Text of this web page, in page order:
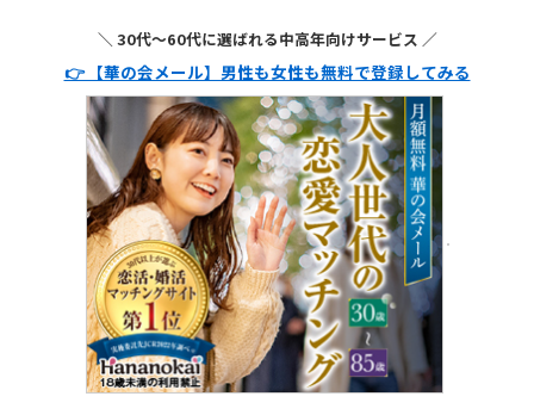
＼ 30代〜60代に選ばれる中高年向けサービス ／
👉 【華の会メール】男性も女性も無料で登録してみる